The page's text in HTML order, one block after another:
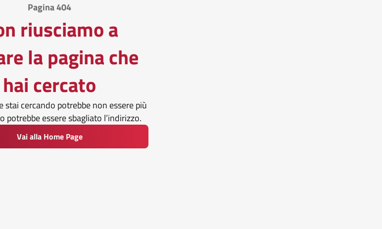
Pagina 404
riusciamo a
la pagina che
hai cercato
stai cercando potrebbe non essere più
potrebbe essere sbagliato l’indirizzo.
Vai alla Home Page